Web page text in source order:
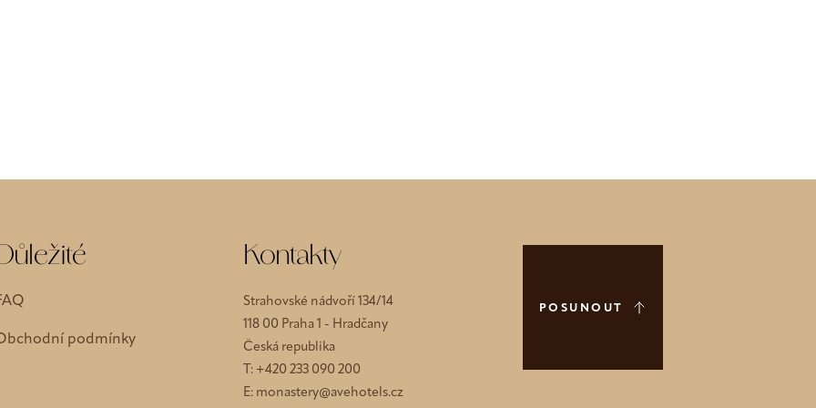
podmínky
Kontakty
Strahovské nádvoří 134/14
118 00 Praha 1 - Hradčany
Česká republika
T: +420 233 090 200
E: monastery@avehotels.cz
POSUNOUT